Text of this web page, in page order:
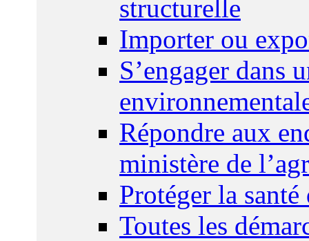
structurelle
Importer ou
S’engager dans
Répondre aux
ministère de
Protéger la
Toutes les